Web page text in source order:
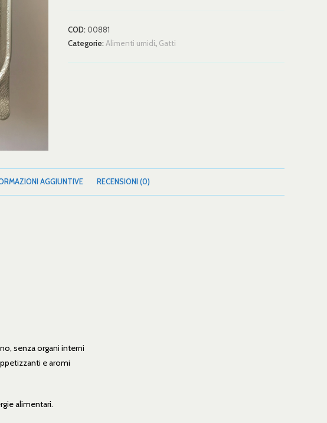
COD:00881
Categorie:Alimenti umidi, Gatti
AGGIUNTIVE RECENSIONI (0)
senza organi interni
e aromi
alimentari.